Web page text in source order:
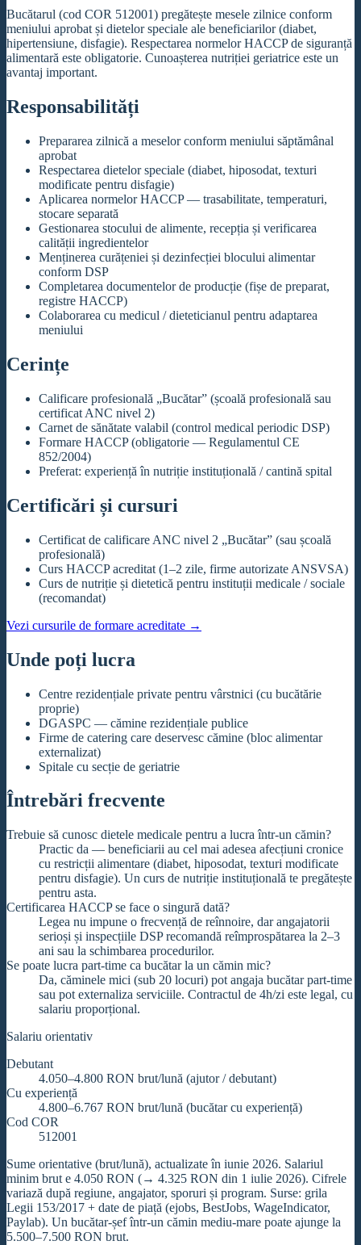
Bucătarul (cod COR 512001) pregătește mesele zilnice conform
meniului aprobat și dietelor speciale ale beneficiarilor (diabet,
hipertensiune, disfagie). Respectarea normelor HACCP de siguranță
alimentară este obligatorie. Cunoașterea nutriției geriatrice este un
avantaj important.
Responsabilități
Prepararea zilnică a meselor conform meniului săptămânal
aprobat
Respectarea dietelor speciale (diabet, hiposodat, texturi
modificate pentru disfagie)
Aplicarea normelor HACCP — trasabilitate, temperaturi,
stocare separată
Gestionarea stocului de alimente, recepția și verificarea
calității ingredientelor
Menținerea curățeniei și dezinfecției blocului alimentar
conform DSP
Completarea documentelor de producție (fișe de preparat,
registre HACCP)
Colaborarea cu medicul / dieteticianul pentru adaptarea
meniului
Cerințe
Calificare profesională „Bucătar” (școală profesională sau
certificat ANC nivel 2)
Carnet de sănătate valabil (control medical periodic DSP)
Formare HACCP (obligatorie — Regulamentul CE
852/2004)
Preferat: experiență în nutriție instituțională / cantină spital
Certificări și cursuri
Certificat de calificare ANC nivel 2 „Bucătar” (sau școală
profesională)
Curs HACCP acreditat (1–2 zile, firme autorizate ANSVSA)
Curs de nutriție și dietetică pentru instituții medicale / sociale
(recomandat)
Vezi cursurile de formare acreditate →
Unde poți lucra
Centre rezidențiale private pentru vârstnici (cu bucătărie
proprie)
DGASPC — cămine rezidențiale publice
Firme de catering care deservesc cămine (bloc alimentar
externalizat)
Spitale cu secție de geriatrie
Întrebări frecvente
Trebuie să cunosc dietele medicale pentru a lucra într-un cămin?
Practic da — beneficiarii au cel mai adesea afecțiuni cronice
cu restricții alimentare (diabet, hiposodat, texturi modificate
pentru disfagie). Un curs de nutriție instituțională te pregătește
pentru asta.
Certificarea HACCP se face o singură dată?
Legea nu impune o frecvență de reînnoire, dar angajatorii
serioși și inspecțiile DSP recomandă reîmprospătarea la 2–3
ani sau la schimbarea procedurilor.
Se poate lucra part-time ca bucătar la un cămin mic?
Da, căminele mici (sub 20 locuri) pot angaja bucătar part-time
sau pot externaliza serviciile. Contractul de 4h/zi este legal, cu
salariu proporțional.
Salariu orientativ
Debutant
4.050–4.800 RON brut/lună (ajutor / debutant)
Cu experiență
4.800–6.767 RON brut/lună (bucătar cu experiență)
Cod COR
512001
Sume orientative (brut/lună), actualizate în iunie 2026. Salariul
minim brut e 4.050 RON (→ 4.325 RON din 1 iulie 2026). Cifrele
variază după regiune, angajator, sporuri și program. Surse: grila
Legii 153/2017 + date de piață (ejobs, BestJobs, WageIndicator,
Paylab). Un bucătar-șef într-un cămin mediu-mare poate ajunge la
5.500–7.500 RON brut.